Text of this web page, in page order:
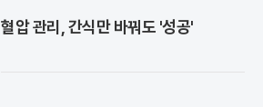
혈압 관리, 간식만 바꿔도 '성공'